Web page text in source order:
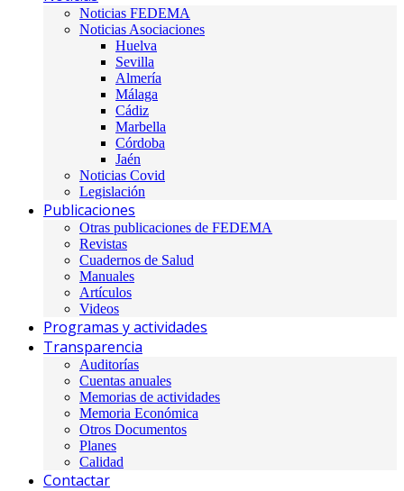
Noticias FEDEMA
Noticias Asociaciones
Huelva
Sevilla
Almería
Málaga
Cádiz
Marbella
Córdoba
Jaén
Noticias Covid
Legislación
Publicaciones
Otras publicaciones de FEDEMA
Revistas
Cuadernos de Salud
Manuales
Artículos
Videos
Programas y actividades
Transparencia
Auditorías
Cuentas anuales
Memorias de actividades
Memoria Económica
Otros Documentos
Planes
Calidad
Contactar